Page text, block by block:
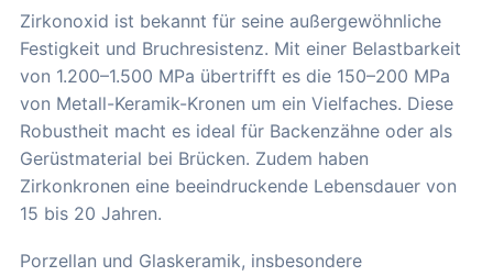
Zirkonoxid ist bekannt für seine außergewöhnliche
Festigkeit und Bruchresistenz. Mit einer Belastbarkeit
von 1.200–1.500 MPa übertrifft es die 150–200 MPa
von Metall-Keramik-Kronen um ein Vielfaches. Diese
Robustheit macht es ideal für Backenzähne oder als
Gerüstmaterial bei Brücken. Zudem haben
Zirkonkronen eine beeindruckende Lebensdauer von
15 bis 20 Jahren.
Porzellan und Glaskeramik, insbesondere